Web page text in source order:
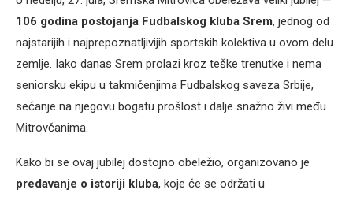
106 godina postojanja Fudbalskog kluba Srem, jednog od
najstarijih i najprepoznatljivijih sportskih kolektiva u ovom delu
zemlje. Iako danas Srem prolazi kroz teške trenutke i nema
seniorsku ekipu u takmičenjima Fudbalskog saveza Srbije,
sećanje na njegovu bogatu prošlost i dalje snažno živi među
Mitrovčanima.
Kako bi se ovaj jubilej dostojno obeležio, organizovano je
predavanje o istoriji kluba, koje će se održati u